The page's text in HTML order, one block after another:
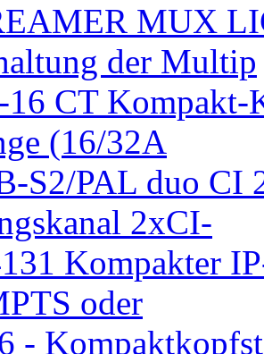
MUX
der Multip
16 CT
(16/32A
S2/PAL duo CI
2xCI-
Kompakter
oder
-